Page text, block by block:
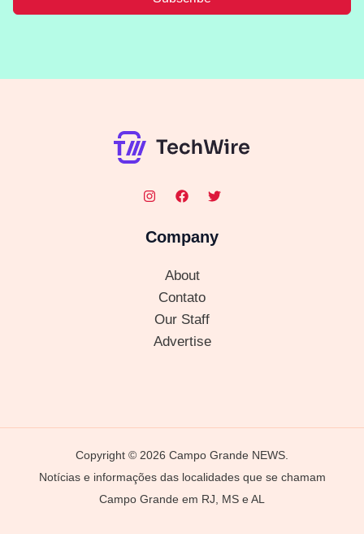
Company
About
Contato
Our Staff
Advertise
Copyright © 2026 Campo Grande NEWS.
Notícias e informações das localidades que se chamam
Campo Grande em RJ, MS e AL